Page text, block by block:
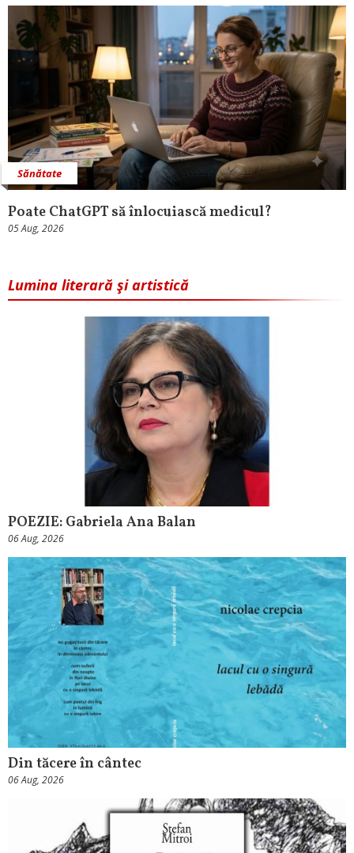
Sănătate
Poate ChatGPT să înlocuiască medicul?
05 Aug, 2026
Lumina literară şi artistică
POEZIE: Gabriela Ana Balan
06 Aug, 2026
Din tăcere în cântec
06 Aug, 2026